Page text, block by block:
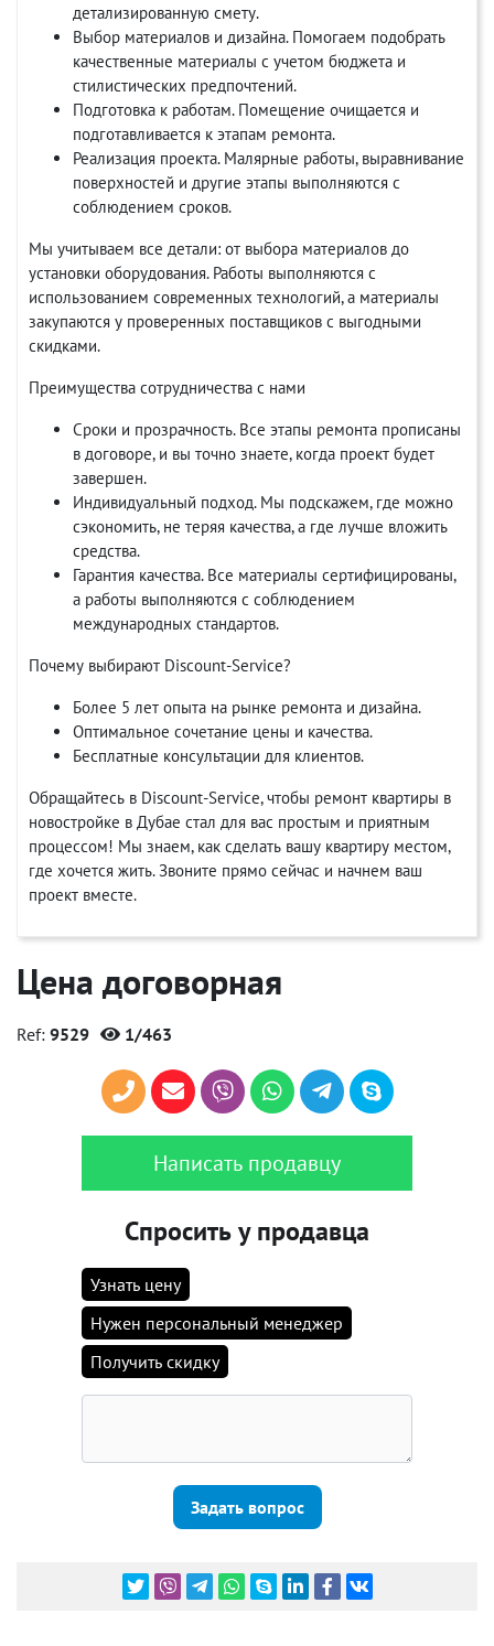
детализированную смету.
Выбор материалов и дизайна. Помогаем подобрать
качественные материалы с учетом бюджета и
стилистических предпочтений.
Подготовка к работам. Помещение очищается и
подготавливается к этапам ремонта.
Реализация проекта. Малярные работы, выравнивание
поверхностей и другие этапы выполняются с
соблюдением сроков.
Мы учитываем все детали: от выбора материалов до
установки оборудования. Работы выполняются с
использованием современных технологий, а материалы
закупаются у проверенных поставщиков с выгодными
скидками.
Преимущества сотрудничества с нами
Сроки и прозрачность. Все этапы ремонта прописаны
в договоре, и вы точно знаете, когда проект будет
завершен.
Индивидуальный подход. Мы подскажем, где можно
сэкономить, не теряя качества, а где лучше вложить
средства.
Гарантия качества. Все материалы сертифицированы,
а работы выполняются с соблюдением
международных стандартов.
Почему выбирают Discount-Service?
Более 5 лет опыта на рынке ремонта и дизайна.
Оптимальное сочетание цены и качества.
Бесплатные консультации для клиентов.
Обращайтесь в Discount-Service, чтобы ремонт квартиры в
новостройке в Дубае стал для вас простым и приятным
процессом! Мы знаем, как сделать вашу квартиру местом,
где хочется жить. Звоните прямо сейчас и начнем ваш
проект вместе.
Цена договорная
Ref: 9529 1/463
Написать продавцу
Спросить у продавца
Узнать цену
Нужен персональный менеджер
Получить скидку
Задать вопрос